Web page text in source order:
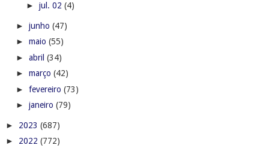
► jul. 02 (4)
► junho (47)
► maio (55)
► abril (34)
► março (42)
► fevereiro (73)
► janeiro (79)
► 2023 (687)
► 2022 (772)